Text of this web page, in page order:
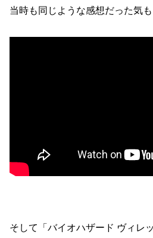
当時も同じような感想だった気も
そして「バイオハザード ヴィレ